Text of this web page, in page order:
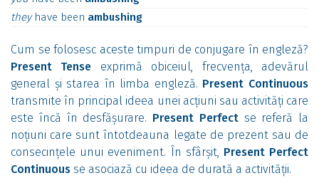
they have been ambushing
Cum se folosesc aceste timpuri de conjugare în engleză?
Present Tense exprimă obiceiul, frecvența, adevărul
general și starea în limba engleză. Present Continuous
transmite în principal ideea unei acțiuni sau activități care
este încă în desfășurare. Present Perfectse referă la
noțiuni care sunt întotdeauna legate de prezent sau de
consecințele unui eveniment. În sfârșit, Present Perfect
Continuous se asociază cu ideea de durată a activității.